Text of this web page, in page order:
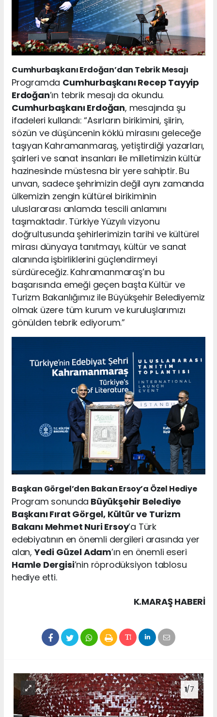
Cumhurbaşkanı Erdoğan’dan Tebrik Mesajı
Programda Cumhurbaşkanı Recep Tayyip
Erdoğan’ın tebrik mesajı da okundu.
Cumhurbaşkanı Erdoğan, mesajında şu
ifadeleri kullandı: “Asırların birikimini, şiirin,
sözün ve düşüncenin köklü mirasını geleceğe
taşıyan Kahramanmaraş, yetiştirdiği yazarları,
şairleri ve sanat insanları ile milletimizin kültür
hazinesinde müstesna bir yere sahiptir. Bu
unvan, sadece şehrimizin değil aynı zamanda
ülkemizin zengin kültürel birikiminin
uluslararası anlamda tescili anlamını
taşımaktadır. Türkiye Yüzyılı vizyonu
doğrultusunda şehirlerimizin tarihi ve kültürel
mirası dünyaya tanıtmayı, kültür ve sanat
alanında işbirliklerini güçlendirmeyi
sürdüreceğiz. Kahramanmaraş’ın bu
başarısında emeği geçen başta Kültür ve
Turizm Bakanlığımız ile Büyükşehir Belediyemiz
olmak üzere tüm kurum ve kuruluşlarımızı
gönülden tebrik ediyorum.”
Başkan Görgel’den Bakan Ersoy’a Özel Hediye
Program sonunda Büyükşehir Belediye
Başkanı Fırat Görgel, Kültür ve Turizm
Bakanı Mehmet Nuri Ersoy’a Türk
edebiyatının en önemli dergileri arasında yer
alan,Yedi Güzel Adam’ın en önemli eseri
Hamle Dergisi’nin röprodüksiyon tablosu
hediye etti.
K.MARAŞ HABERİ
1/7